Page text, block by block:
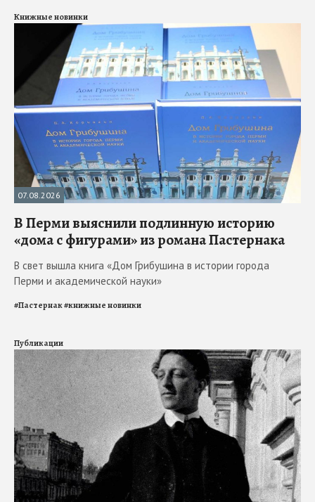
Книжные новинки
07.08.2026
В Перми выяснили подлинную историю
«дома с фигурами» из романа Пастернака
В свет вышла книга «Дом Грибушина в истории города
Перми и академической науки»
#Пастернак#книжные новинки
Публикации